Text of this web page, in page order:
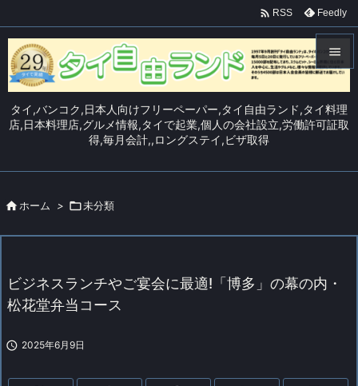
タイ,バンコク,日本人向けフリーペーパー,タイ自由ランド,タイ料理
店,日本料理店,グルメ情報,タイで起業,個人の会社設立,労働許可証取
得,毎月会計,,ロングステイ,ビザ取得

メニュ


 RSS Feedly
 ホーム > 未分類
ビジネスランチやご宴会に最適!「博多」の幕の内・
松花堂弁当コース
 2025年6月9日